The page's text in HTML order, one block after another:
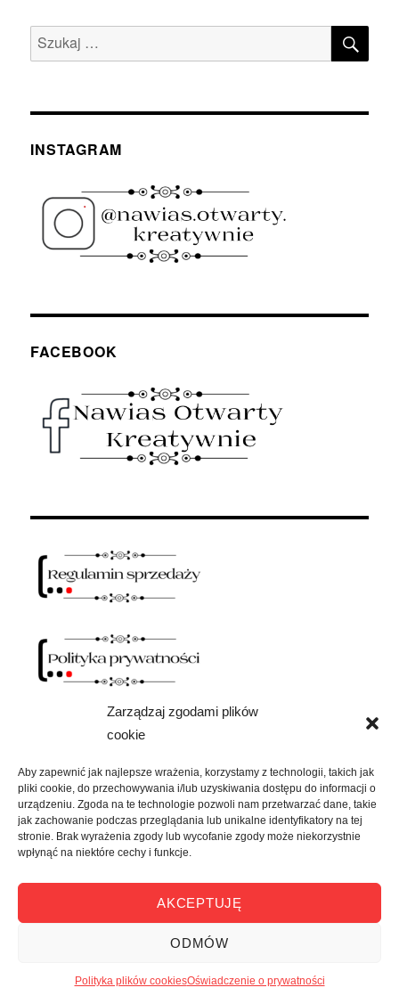
Zarządzaj zgodami plików
cookie
Aby zapewnić jak najlepsze wrażenia, korzystamy z technologii, takich jak
pliki cookie, do przechowywania i/lub uzyskiwania dostępu do informacji o
urządzeniu. Zgoda na te technologie pozwoli nam przetwarzać dane, takie
jak zachowanie podczas przeglądania lub unikalne identyfikatory na tej
stronie. Brak wyrażenia zgody lub wycofanie zgody może niekorzystnie
wpłynąć na niektóre cechy i funkcje.
AKCEPTUJĘ
ODMÓW
Polityka plików cookiesOświadczenie o prywatności
Szukaj:
INSTAGRAM
FACEBOOK
rozwiń